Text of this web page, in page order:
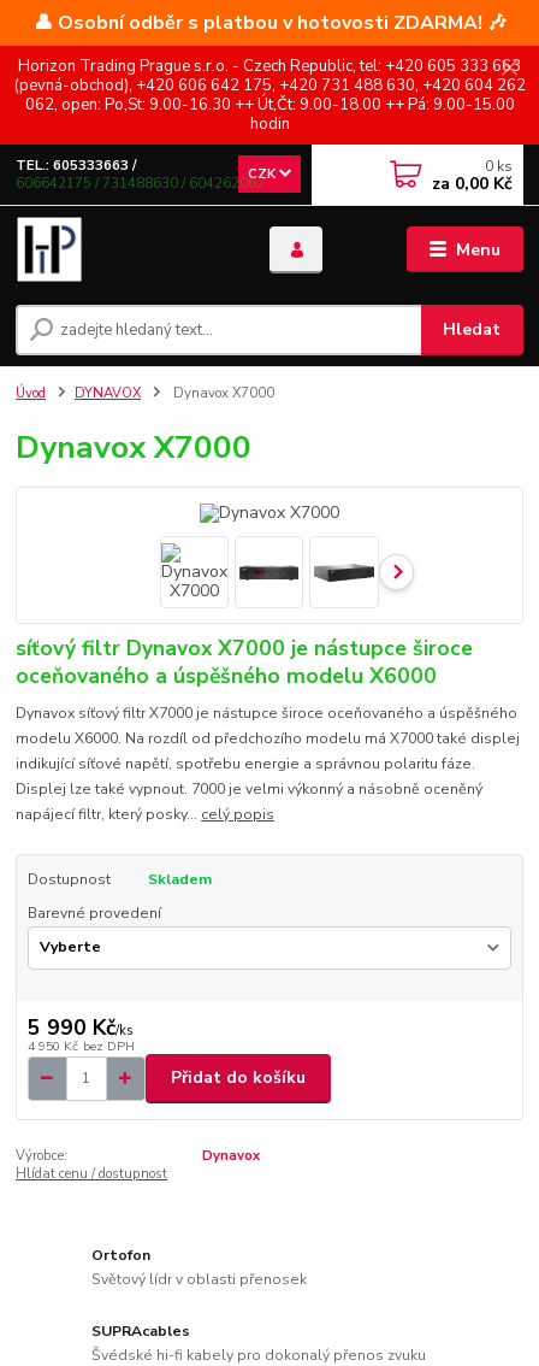
👤 Osobní odběr s platbou v hotovosti ZDARMA! 🎶
Horizon Trading Prague s.r.o. - Czech Republic, tel: +420 605 333 663
(pevná-obchod), +420 606 642 175, +420 731 488 630, +420 604 262
062, open: Po,St: 9.00-16.30 ++ Út,Čt: 9.00-18.00 ++ Pá: 9.00-15.00
hodin
Menu
CZK
Hledat
TEL.: 605333663 /
606642175 / 731488630 / 604262062
0 ks
za 0,00 Kč
Úvod DYNAVOX Dynavox X7000
Dynavox X7000
síťový filtr Dynavox X7000 je nástupce široce
oceňovaného a úspěšného modelu X6000
Dynavox síťový filtr X7000 je nástupce široce oceňovaného a úspěšného
modelu X6000. Na rozdíl od předchozího modelu má X7000 také displej
indikující síťové napětí, spotřebu energie a správnou polaritu fáze.
Displej lze také vypnout. 7000 je velmi výkonný a násobně oceněný
napájecí filtr, který posky... celý popis
Dostupnost
Skladem
Barevné provedení
5 990 Kč/ks
4 950 Kč bez DPH
Přidat do košíku
Výrobce:
Dynavox
Hlídat cenu / dostupnost
Ortofon
Světový lídr v oblasti přenosek
SUPRAcables
Švédské hi-fi kabely pro dokonalý přenos zvuku